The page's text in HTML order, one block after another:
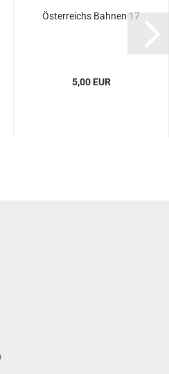
Österreichs Bahnen 17
5,00 EUR